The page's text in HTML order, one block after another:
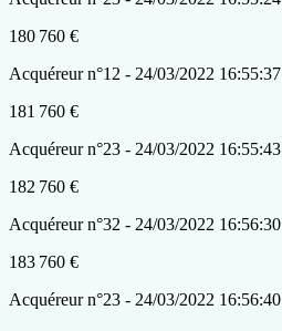
180 760 €
Acquéreur n°12 - 24/03/2022 16:55:37
181 760 €
Acquéreur n°23 - 24/03/2022 16:55:43
182 760 €
Acquéreur n°32 - 24/03/2022 16:56:30
183 760 €
Acquéreur n°23 - 24/03/2022 16:56:40